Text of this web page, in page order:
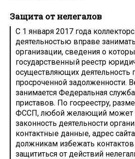
Защита от нелегалов
С 1 января 2017 года
деятельностью вправе
организации, сведения о
государственный реестр
осуществляющих деятельность
просроченной задолженности.
занимается Федеральная
приставов. По госреестру,
ФССП, любой желающий может
законность деятельности
контактные данные, адрес
должникам избежать
защититься от действий